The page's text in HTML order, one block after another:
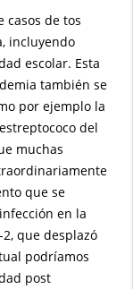
casos de tos
incluyendo
escolar. Esta
también se
por ejemplo la
del
muchas
que se
en la
que desplazó
podríamos
post